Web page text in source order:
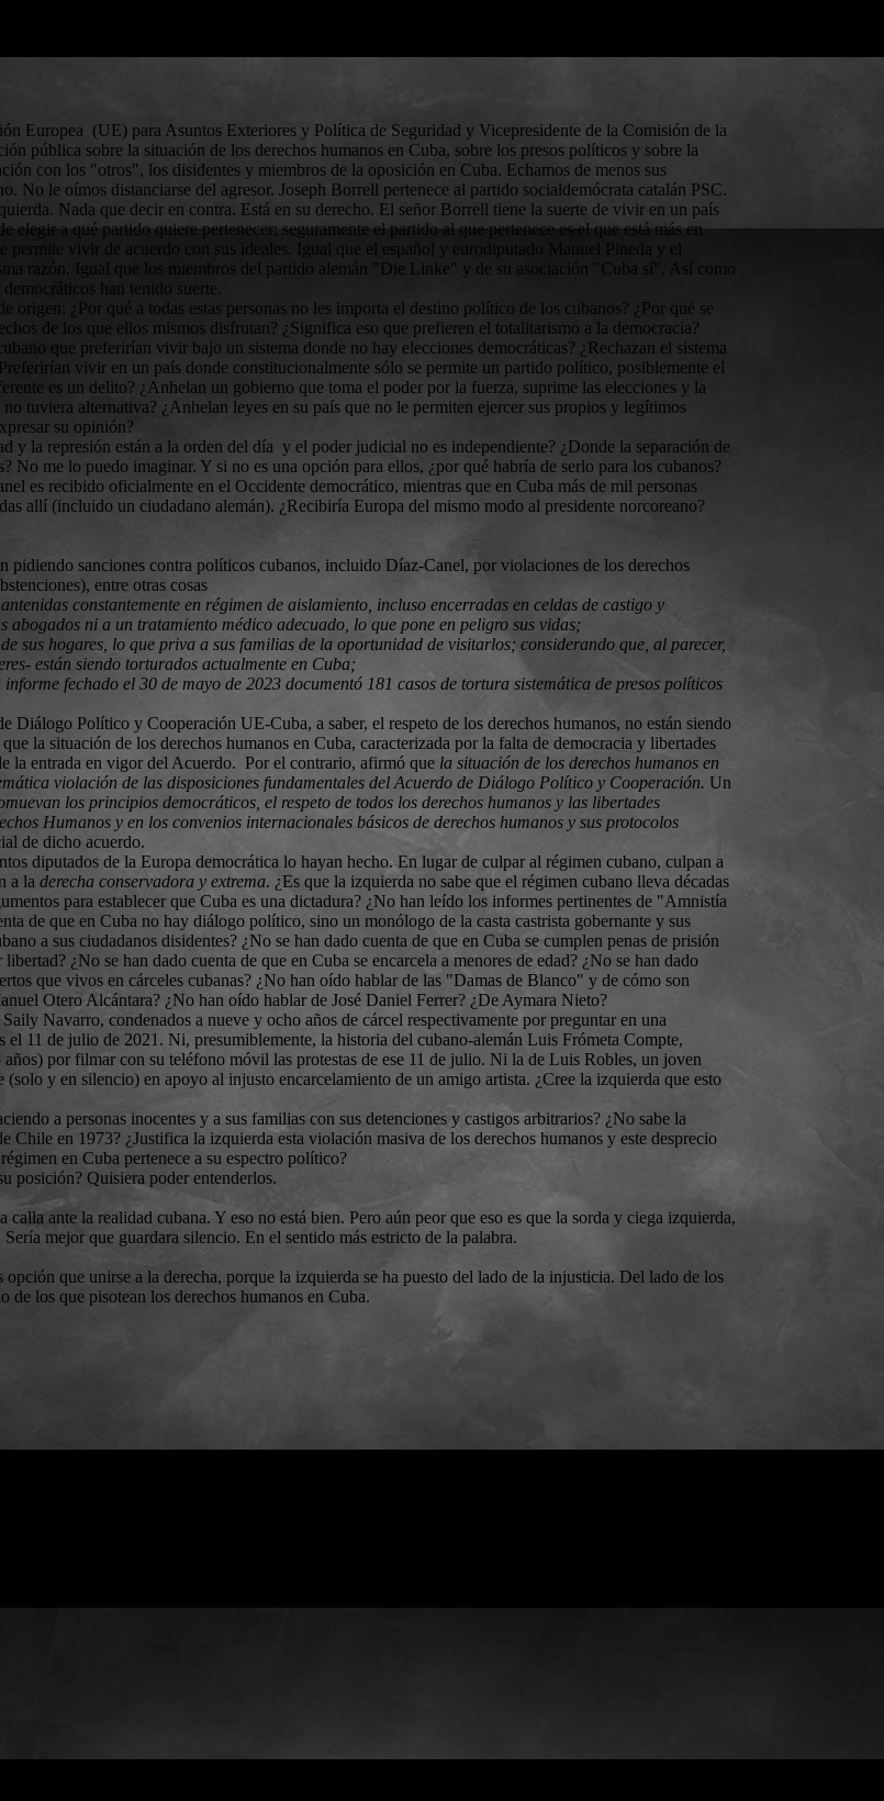
Europea (UE) para Asuntos Exteriores y Política de Seguridad y Vicepresidente de la Comisión de la
pública sobre la situación de los derechos humanos en Cuba, sobre los presos políticos y sobre la
con los "otros", los disidentes y miembros de la oposición en Cuba. Echamos de menos sus
No le oímos distanciarse del agresor. Joseph Borrell pertenece al partido socialdemócrata catalán PSC.
Nada que decir en contra. Está en su derecho. El señor Borrell tiene la suerte de vivir en un país
a qué partido quiere pertenecer; seguramente el partido al que pertenece es el que está más en
permite vivir de acuerdo con sus ideales. Igual que el español y eurodiputado Manuel Pineda y el
razón. Igual que los miembros del partido alemán "Die Linke" y de su asociación "Cuba sí". Así como
han tenido suerte.
origen: ¿Por qué a todas estas personas no les importa el destino político de los cubanos? ¿Por qué se
de los que ellos mismos disfrutan? ¿Significa eso que prefieren el totalitarismo a la democracia?
que preferirían vivir bajo un sistema donde no hay elecciones democráticas? ¿Rechazan el sistema
vivir en un país donde constitucionalmente sólo se permite un partido político, posiblemente el
es un delito? ¿Anhelan un gobierno que toma el poder por la fuerza, suprime las elecciones y la
tuviera alternativa? ¿Anhelan leyes en su país que no le permiten ejercer sus propios y legítimos
su opinión?
y la represión están a la orden del día y el poder judicial no es independiente? ¿Donde la separación de
No me lo puedo imaginar. Y si no es una opción para ellos, ¿por qué habría de serlo para los cubanos?
es recibido oficialmente en el Occidente democrático, mientras que en Cuba más de mil personas
allí (incluido un ciudadano alemán). ¿Recibiría Europa del mismo modo al presidente norcoreano?
pidiendo sanciones contra políticos cubanos, incluido Díaz-Canel, por violaciones de los derechos
entre otras cosas
constantemente en régimen de aislamiento, incluso encerradas en celdas de castigo y
abogados ni a un tratamiento médico adecuado, lo que pone en peligro sus vidas;
sus hogares, lo que priva a sus familias de la oportunidad de visitarlos; considerando que, al parecer,
están siendo torturados actualmente en Cuba;
fechado el 30 de mayo de 2023 documentó 181 casos de tortura sistemática de presos políticos
Diálogo Político y Cooperación UE-Cuba, a saber, el respeto de los derechos humanos, no están siendo
la situación de los derechos humanos en Cuba, caracterizada por la falta de democracia y libertades
la entrada en vigor del Acuerdo. Por el contrario, afirmó que la situación de los derechos humanos en
violación de las disposiciones fundamentales del Acuerdo de Diálogo Político y Cooperación. Un
los principios democráticos, el respeto de todos los derechos humanos y las libertades
Humanos y en los convenios internacionales básicos de derechos humanos y sus protocolos
de dicho acuerdo.
diputados de la Europa democrática lo hayan hecho. En lugar de culpar al régimen cubano, culpan a
a laderecha conservadora y extrema. ¿Es que la izquierda no sabe que el régimen cubano lleva décadas
para establecer que Cuba es una dictadura? ¿No han leído los informes pertinentes de "Amnistía
de que en Cuba no hay diálogo político, sino un monólogo de la casta castrista gobernante y sus
a sus ciudadanos disidentes? ¿No se han dado cuenta de que en Cuba se cumplen penas de prisión
¿No se han dado cuenta de que en Cuba se encarcela a menores de edad? ¿No se han dado
que vivos en cárceles cubanas? ¿No han oído hablar de las "Damas de Blanco" y de cómo son
Otero Alcántara? ¿No han oído hablar de José Daniel Ferrer? ¿De Aymara Nieto?
Navarro, condenados a nueve y ocho años de cárcel respectivamente por preguntar en una
el 11 de julio de 2021. Ni, presumiblemente, la historia del cubano-alemán Luis Frómeta Compte,
por filmar con su teléfono móvil las protestas de ese 11 de julio. Ni la de Luis Robles, un joven
y en silencio) en apoyo al injusto encarcelamiento de un amigo artista. ¿Cree la izquierda que esto
a personas inocentes y a sus familias con sus detenciones y castigos arbitrarios? ¿No sabe la
Chile en 1973? ¿Justifica la izquierda esta violación masiva de los derechos humanos y este desprecio
en Cuba pertenece a su espectro político?
posición? Quisiera poder entenderlos.
ante la realidad cubana. Y eso no está bien. Pero aún peor que eso es que la sorda y ciega izquierda,
mejor que guardara silencio. En el sentido más estricto de la palabra.
que unirse a la derecha, porque la izquierda se ha puesto del lado de la injusticia. Del lado de los
los que pisotean los derechos humanos en Cuba.